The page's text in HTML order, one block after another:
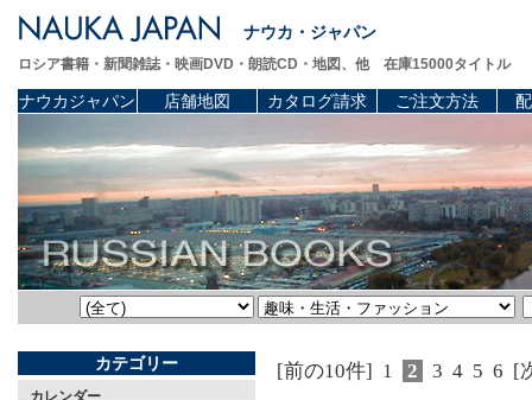
ナウカ・ジャパン
ロシア書籍・新聞雑誌・映画DVD・朗読CD・地図、他 在庫15000タイトル
ナウカジャパン 店舗地図 カタログ請求 ご注文方法
カテゴリー
カレンダー
[前の10件] 1 2 3 4 5 6 [